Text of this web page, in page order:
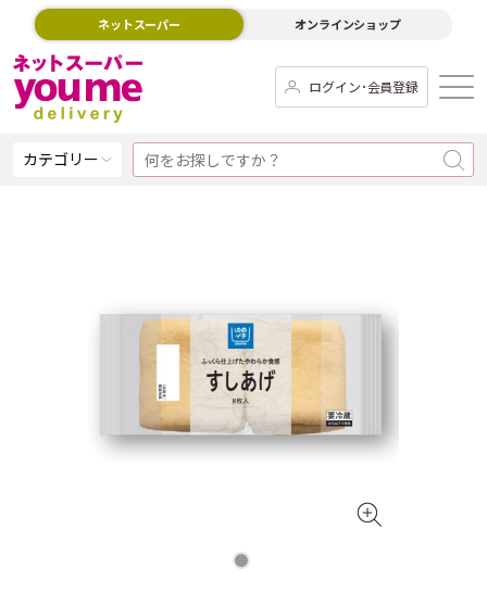
ネットスーパー オンラインショップ
ログイン･会員登録
カテゴリー